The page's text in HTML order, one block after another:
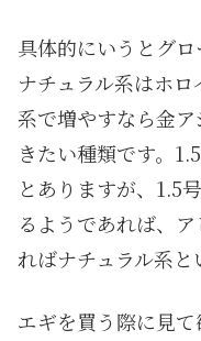
具体的にいうとグロ
ナチュラル系はホ
系で増やすなら金
きたい種類です。
とありますが、1.5
るようであれば、
ればナチュラル系と
エギを買う際に見